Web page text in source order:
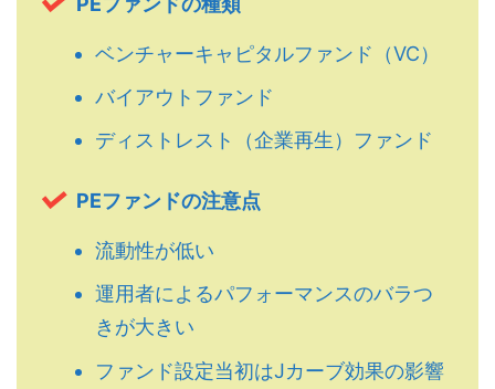
ベンチャーキャピタルファンド（VC）
バイアウトファンド
ディストレスト（企業再生）ファンド
PEファンドの注意点
流動性が低い
運用者によるパフォーマンスのバラつ
きが大きい
ファンド設定当初はJカーブ効果の影響